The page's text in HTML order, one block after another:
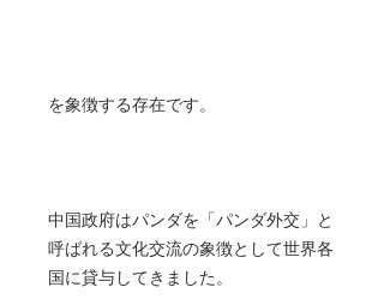
を象徴する存在です。
中国政府はパンダを「パンダ外交」と
呼ばれる文化交流の象徴として世界各
国に貸与してきました。